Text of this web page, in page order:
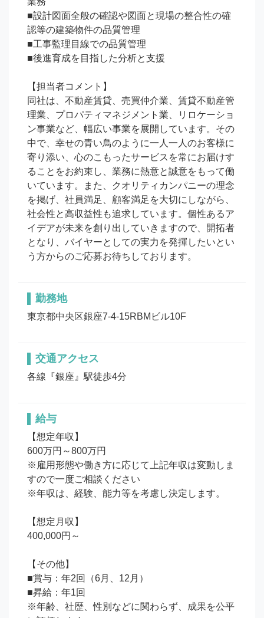
■設計図面全般の確認や図面と現場の整合性の確
認等の建築物件の品質管理
■工事監理目線での品質管理
■後進育成を目指した分析と支援
【担当者コメント】
同社は、不動産賃貸、売買仲介業、賃貸不動産管
理業、プロパティマネジメント業、リロケーショ
ン事業など、幅広い事業を展開しています。その
中で、幸せの青い鳥のように一人一人のお客様に
寄り添い、心のこもったサービスを常にお届けす
ることをお約束し、業務に熱意と誠意をもって働
いています。また、クオリティカンパニーの理念
を掲げ、社員満足、顧客満足を大切にしながら、
社会性と高収益性も追求しています。個性あるア
イデアが未来を創り出していきますので、開拓者
となり、バイヤーとしての実力を発揮したいとい
う方からのご応募お待ちしております。
勤務地
東京都中央区銀座7-4-15RBMビル10F
交通アクセス
各線『銀座』駅徒歩4分
給与
【想定年収】
600万円～800万円
※雇用形態や働き方に応じて上記年収は変動しま
すので一度ご相談ください
※年収は、経験、能力等を考慮し決定します。
【想定月収】
400,000円～
【その他】
■賞与：年2回（6月、12月）
■昇給：年1回
※年齢、社歴、性別などに関わらず、成果を公平